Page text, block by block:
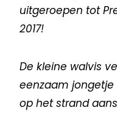
uitgeroepen tot
2017!
De kleine walvis
eenzaam
op het strand